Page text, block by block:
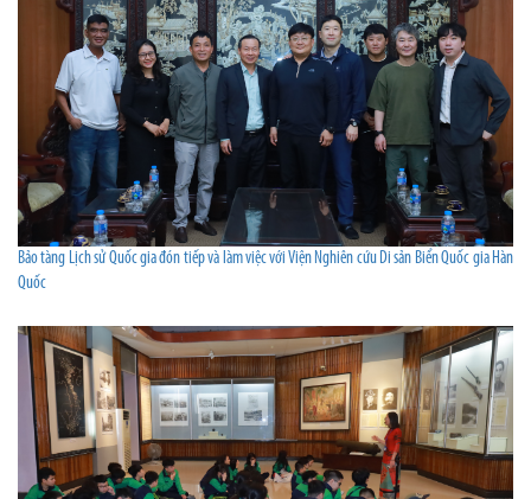
Bảo tàng Lịch sử Quốc gia đón tiếp và làm việc với Viện Nghiên cứu Di sản Biển Quốc gia Hàn
Quốc